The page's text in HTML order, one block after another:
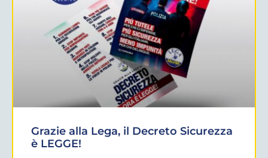
Grazie alla Lega, il Decreto Sicurezza
è LEGGE!